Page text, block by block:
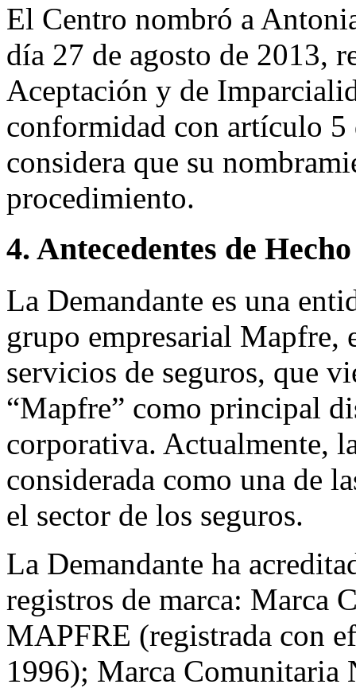
El Centro nombró a
día 27 de agosto de 2013,
Aceptación y de
conformidad con artículo
considera que su
procedimiento.
4. Antecedentes de Hecho
La Demandante es una
grupo empresarial Mapfre,
servicios de seguros, que
“Mapfre” como principal
corporativa. Actualmente,
considerada como una de
el sector de los seguros.
La Demandante ha
registros de marca: Marca
MAPFRE (registrada con
1996); Marca Comunitaria